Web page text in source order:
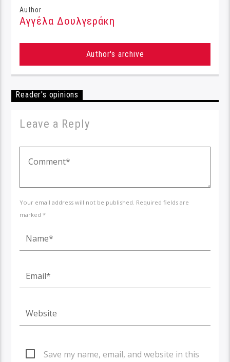
Author
Αγγέλα Δουλγεράκη
Author's archive
Reader's opinions
Leave a Reply
Your email address will not be published. Required fields are
marked *
Save my name, email, and website in this